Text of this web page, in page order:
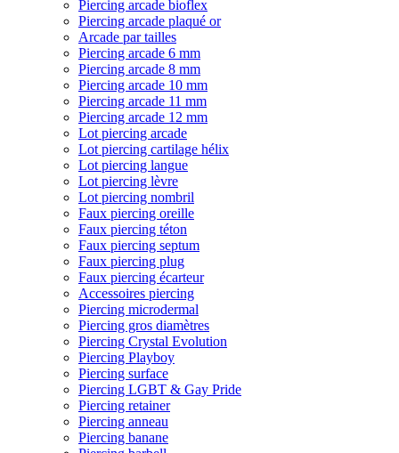
Piercing arcade bioflex
Piercing arcade plaqué or
Arcade par tailles
Piercing arcade 6 mm
Piercing arcade 8 mm
Piercing arcade 10 mm
Piercing arcade 11 mm
Piercing arcade 12 mm
Lot piercing arcade
Lot piercing cartilage hélix
Lot piercing langue
Lot piercing lèvre
Lot piercing nombril
Faux piercing oreille
Faux piercing téton
Faux piercing septum
Faux piercing plug
Faux piercing écarteur
Accessoires piercing
Piercing microdermal
Piercing gros diamètres
Piercing Crystal Evolution
Piercing Playboy
Piercing surface
Piercing LGBT & Gay Pride
Piercing retainer
Piercing anneau
Piercing banane